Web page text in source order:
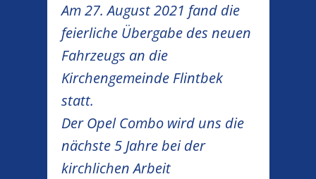
Am 27. August 2021 fand die
feierliche Übergabe des neuen
Fahrzeugs an die
Kirchengemeinde Flintbek
statt.
Der Opel Combo wird uns die
nächste 5 Jahre bei der
kirchlichen Arbeit